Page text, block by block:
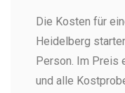
Die Kosten für
Heidelberg
Person. Im Preis
und alle